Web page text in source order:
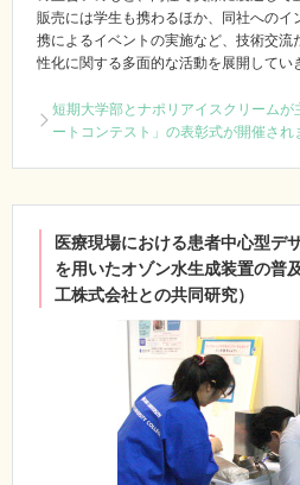
販売には学生も携わるほか、同社へのイ
携によるイベントの実施など、技術交流
性化に関する多面的な活動を展開してい
短期大学部とナポリアイスクリームが
ートコンテスト」の表彰式が開催さ
医療現場における患者中心型デ
を用いたオゾン水生成装置の普
工株式会社との共同研究）